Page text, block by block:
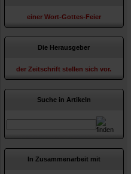
einer Wort-Gottes-Feier
Die Herausgeber
der Zeitschrift stellen sich vor.
Suche in Artikeln
In Zusammenarbeit mit